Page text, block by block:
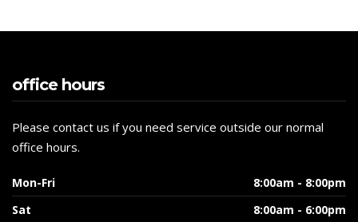
office hours
Please contact us if you need service outside our normal
office hours.
Mon-Fri
8:00am - 8:00pm
Sat
8:00am - 6:00pm